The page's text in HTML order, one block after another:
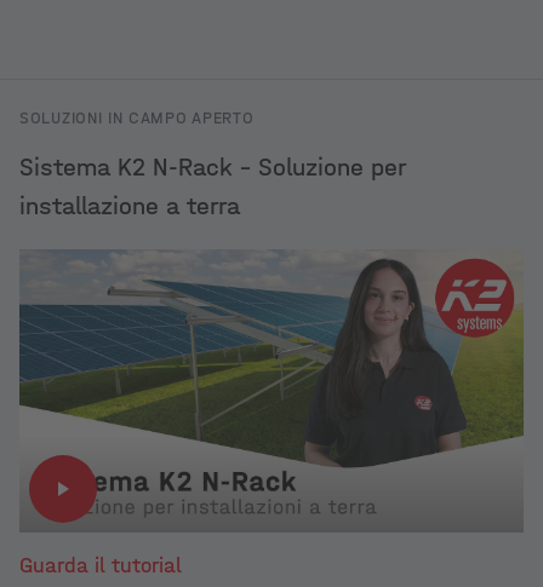
SOLUZIONI IN CAMPO APERTO
Sistema K2 N-Rack – Soluzione per
installazione a terra
Guarda il tutorial